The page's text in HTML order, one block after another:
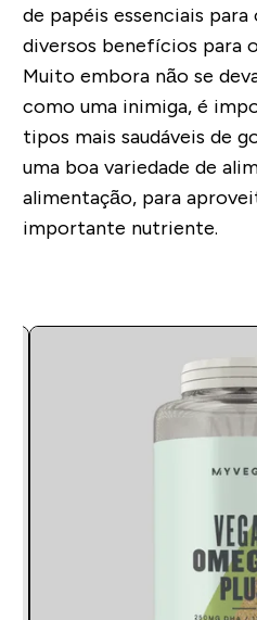
de papéis essenciais
diversos benefícios para
Muito embora não se
como uma inimiga, é
tipos mais saudáveis de
uma boa variedade de
alimentação, para
importante nutriente.